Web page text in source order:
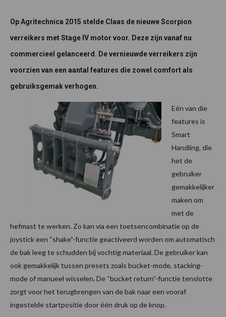
Op Agritechnica 2015 stelde Claas de nieuwe Scorpion
verreikers met Stage IV motor voor. Deze zijn vanaf nu
commercieel gelanceerd. De vernieuwde verreikers zijn
voorzien van een aantal features die zowel comfort als
gebruiksgemak verhogen.
Eén van die
features is
Smart
Handling, die
het de
gebruiker
gemakkelijker
maken om
met de
hefmast te werken. Zo kan via een toetsencombinatie op de
joystick een “shake”-functie geactiveerd worden om automatisch
de bak leeg te schudden bij vochtig materiaal. De gebruiker kan
ook gemakkelijk tussen presets zoals bucket-mode, stacking-
mode of manueel wisselen. De “bucket return”-functie tenslotte
zorgt voor het terugbrengen van de bak naar een vooraf
ingestelde startpositie door één druk op de knop.